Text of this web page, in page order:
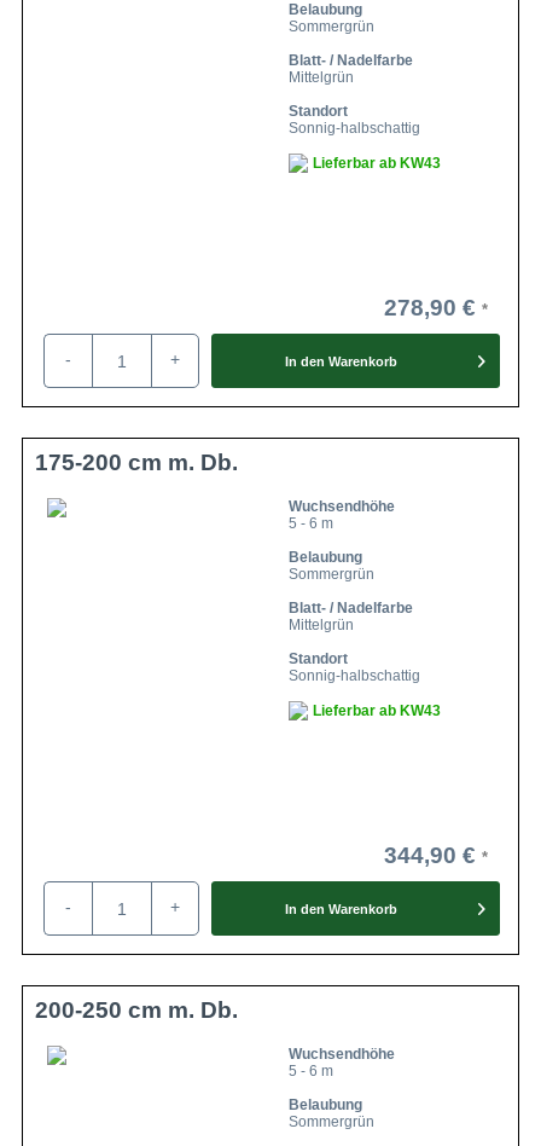
Belaubung
Sommergrün
Blatt- / Nadelfarbe
Mittelgrün
Standort
Sonnig-halbschattig
Lieferbar ab KW43
278,90 €
- + In den Warenkorb
175-200 cm m. Db.
Wuchsendhöhe
5 - 6 m
Belaubung
Sommergrün
Blatt- / Nadelfarbe
Mittelgrün
Standort
Sonnig-halbschattig
Lieferbar ab KW43
344,90 €
- + In den Warenkorb
200-250 cm m. Db.
Wuchsendhöhe
5 - 6 m
Belaubung
Sommergrün